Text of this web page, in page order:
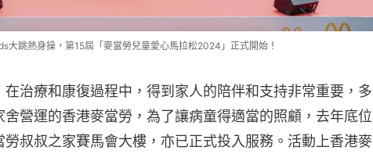
大跳熱身操，第15屆「麥當勞兒童愛心馬拉松2024」正式開始！
在治療和康復過程中，得到家人的陪伴和支持非常重要，多
舍營運的香港麥當勞，為了讓病童得適當的照顧，去年底位
勞叔叔之家賽馬會大樓，亦已正式投入服務。活動上香港麥